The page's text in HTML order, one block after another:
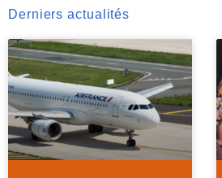
Derniers actualités